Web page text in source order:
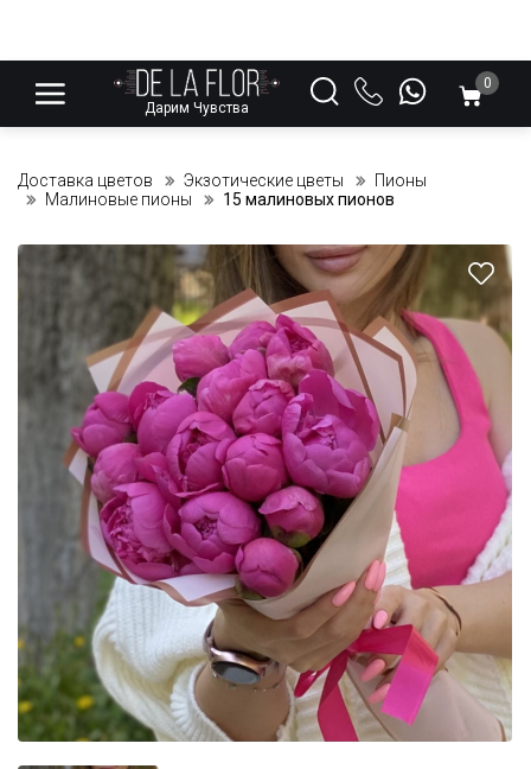
Дарим Чувства
0
Доставка цветов Экзотические цветы
Пионы
Малиновые пионы
15 малиновых пионов